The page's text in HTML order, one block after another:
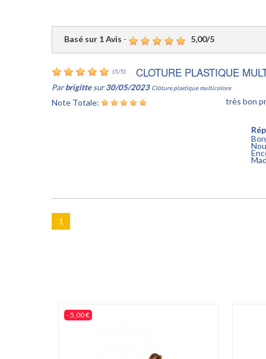
Basé sur 1Avis - 5,00/5
(5/5) CLOTURE PLASTIQUE
Parbrigittesur30/05/2023 Clôture plastique multicolore
Note Totale: très bon
1
- 5,00 €